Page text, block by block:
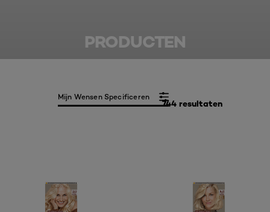
PRODUCTEN
744 resultaten
Mijn Wensen Specificeren